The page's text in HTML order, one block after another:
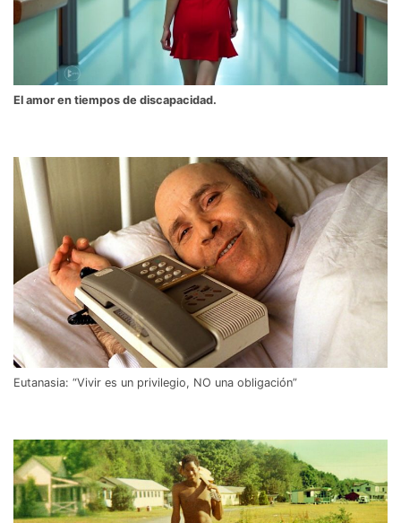
El amor en tiempos de discapacidad.
Eutanasia: “Vivir es un privilegio, NO una obligación”